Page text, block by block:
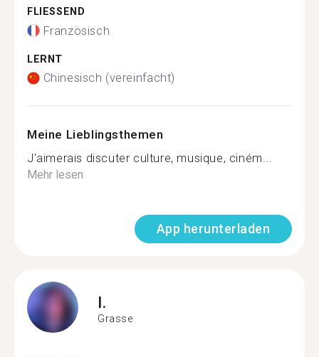
FLIESSEND
Französisch
LERNT
Chinesisch (vereinfacht)
Meine Lieblingsthemen
J'aimerais discuter culture, musique, ciném...
Mehr lesen
App herunterladen
I.
Grasse